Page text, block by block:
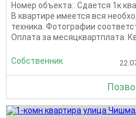
Номер объекта:. Сдается 1к
В квартире имеется вся
техника. Фотографии
Оплата за месяцквартплата.
Собственник